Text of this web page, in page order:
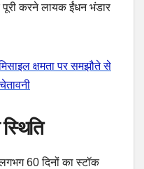
करने लायक ईंधन भंडार
क्षमता पर समझौते से
60 दिनों का स्टॉक